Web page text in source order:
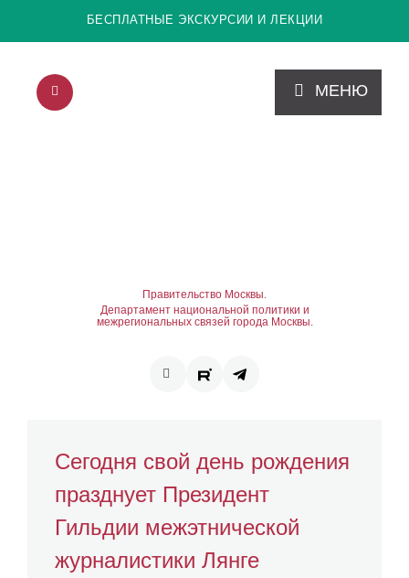
БЕСПЛАТНЫЕ ЭКСКУРСИИ И ЛЕКЦИИ
МЕНЮ
Правительство Москвы.
Департамент национальной политики и
межрегиональных связей города Москвы.
Сегодня свой день рождения
празднует Президент
Гильдии межэтнической
журналистики Лянге